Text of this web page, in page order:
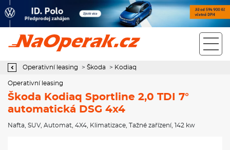
Operativní leasing Škoda Kodiaq Sportline 2,0 TDI 7° automatická
Operativní leasing > Škoda > Kodiaq
Operativní leasing
Škoda Kodiaq Sportline 2,0 TDI 7°
automatická DSG 4x4
Nafta SUV, Automat 4X4 Klimatizace Tažné zařízení, 142 kw